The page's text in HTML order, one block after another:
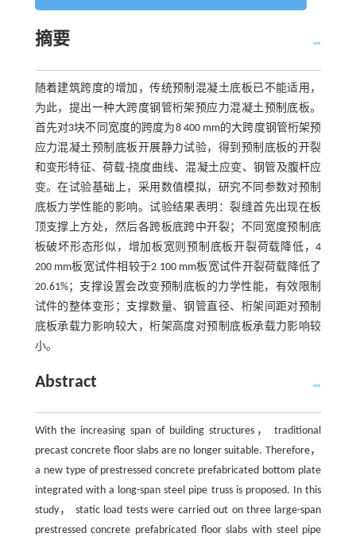
摘要
随着建筑跨度的增加，传统预制混凝土底板已不能适用，
为此，提出一种大跨度钢管桁架预应力混凝土预制底板。
首先对3块不同宽度的跨度为8 400 mm的大跨度钢管桁架预
应力混凝土预制底板开展静力试验，得到预制底板的开裂
和变形特征、荷载-挠度曲线、混凝土应变、钢管及腹杆应
变。在试验基础上，采用数值模拟，研究不同参数对预制
底板力学性能的影响。试验结果表明：裂缝首先出现在板
顶支撑上方处，然后各跨板底跨中开裂；不同宽度预制底
板破坏形态形似，增加板宽则预制底板开裂荷载降低，4
200 mm板宽试件相较于2 100 mm板宽试件开裂荷载降低了
20.61%；支撑设置会改变预制底板的力学性能，有效限制
试件的整体变形；支撑数量、钢管直径、桁架间距对预制
底板承载力影响较大，桁架高度对预制底板承载力影响较
小。
Abstract
With the increasing span of building structures， traditional
precast concrete floor slabs are no longer suitable. Therefore，
a new type of prestressed concrete prefabricated bottom plate
integrated with a long-span steel pipe truss is proposed. In this
study， static load tests were carried out on three large-span
prestressed concrete prefabricated floor slabs with steel pipe